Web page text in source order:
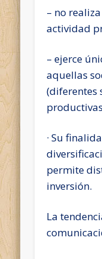
– no
actividad
– ejerce
aquellas
(diferentes
· Su
permite
inversión.
La